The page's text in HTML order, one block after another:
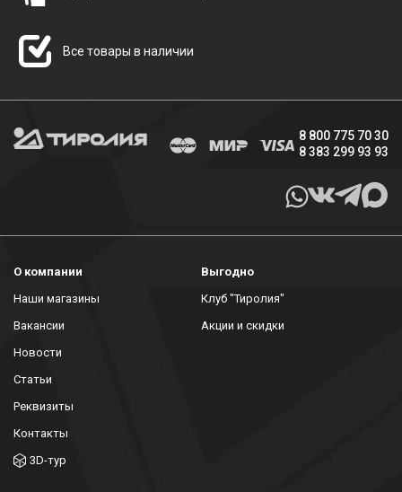
Все товары в наличии
8 800 775 70 30
8 383 299 93 93
О компании
Наши магазины
Вакансии
Новости
Статьи
Реквизиты
Контакты
3D-тур
Выгодно
Клуб "Тиролия"
Акции и скидки